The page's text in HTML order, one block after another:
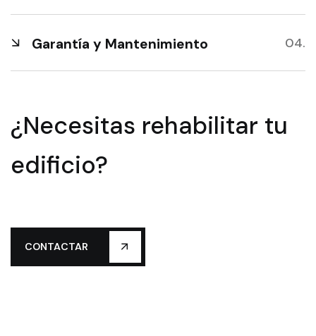
Garantía y Mantenimiento
¿Necesitas rehabilitar tu
edificio?
CONTACTAR